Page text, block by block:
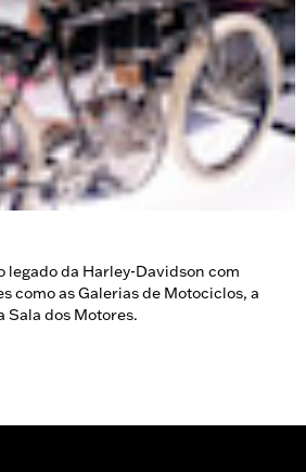
legado da Harley-Davidson com
como as Galerias de Motociclos, a
Sala dos Motores.